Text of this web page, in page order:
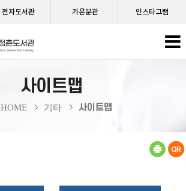
전자도서관 가은분관 인스타그램
사이트맵
HOME 기타 사이트맵